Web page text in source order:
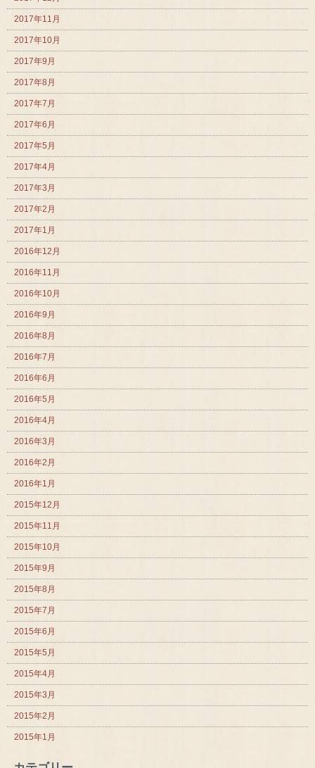
2017年11月
2017年10月
2017年9月
2017年8月
2017年7月
2017年6月
2017年5月
2017年4月
2017年3月
2017年2月
2017年1月
2016年12月
2016年11月
2016年10月
2016年9月
2016年8月
2016年7月
2016年6月
2016年5月
2016年4月
2016年3月
2016年2月
2016年1月
2015年12月
2015年11月
2015年10月
2015年9月
2015年8月
2015年7月
2015年6月
2015年5月
2015年4月
2015年3月
2015年2月
2015年1月